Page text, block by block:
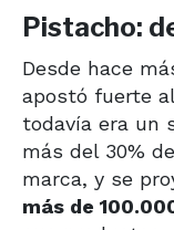
Pistacho:
Desde hace
apostó fuerte
todavía era un
más del 30%
marca, y se
más de